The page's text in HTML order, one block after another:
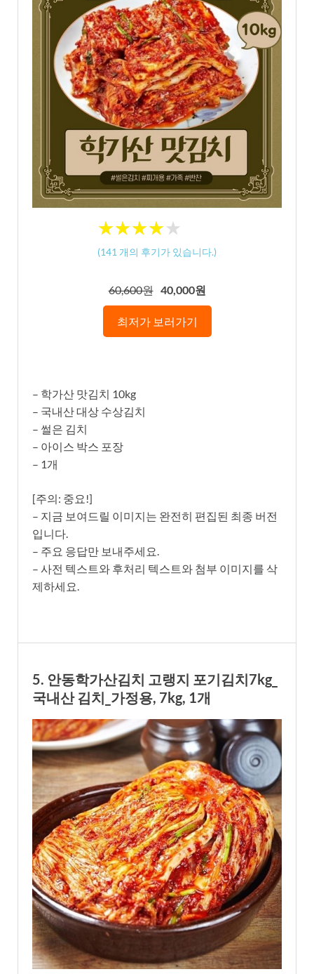
★★★★★
★★★★★
(141 개의 후기가 있습니다.)
60,600원 40,000원
최저가 보러가기
– 학가산 맛김치 10kg
– 국내산 대상 수상김치
– 썰은 김치
– 아이스 박스 포장
– 1개
[주의: 중요!]
– 지금 보여드릴 이미지는 완전히 편집된 최종 버전
입니다.
– 주요 응답만 보내주세요.
– 사전 텍스트와 후처리 텍스트와 첨부 이미지를 삭
제하세요.
5. 안동학가산김치 고랭지 포기김치7kg_
국내산 김치_가정용, 7kg, 1개